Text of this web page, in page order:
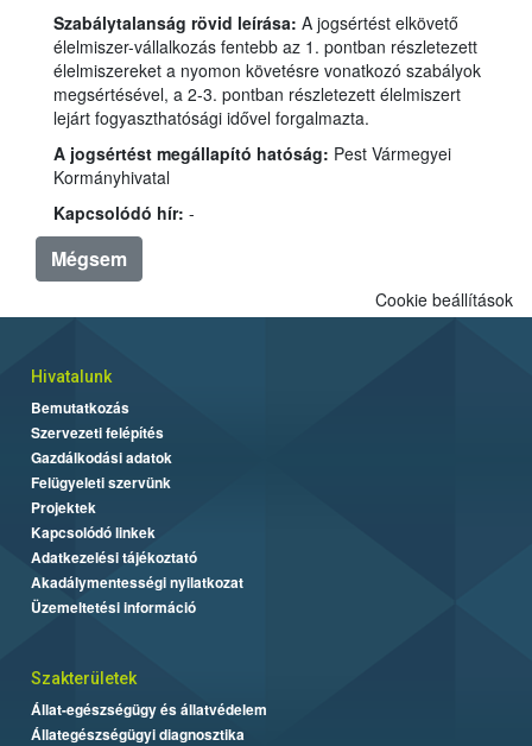
Szabálytalanság rövid leírása: A jogsértést elkövető
élelmiszer-vállalkozás fentebb az 1. pontban részletezett
élelmiszereket a nyomon követésre vonatkozó szabályok
megsértésével, a 2-3. pontban részletezett élelmiszert
lejárt fogyaszthatósági idővel forgalmazta.
A jogsértést megállapító hatóság: Pest Vármegyei
Kormányhivatal
Kapcsolódó hír: -
Mégsem
Cookie beállítások
Hivatalunk
Bemutatkozás
Szervezeti felépítés
Gazdálkodási adatok
Felügyeleti szervünk
Projektek
Kapcsolódó linkek
Adatkezelési tájékoztató
Akadálymentességi nyilatkozat
Üzemeltetési információ
Szakterületek
Állat-egészségügy és állatvédelem
Állategészségügyi diagnosztika